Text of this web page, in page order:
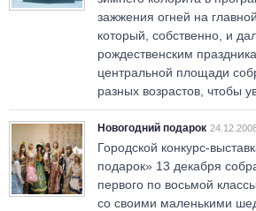
зажжения огней на
который, собственно, и
рождественским
центральной площади
разных возрастов, чтобы
Новогодний подарок
Городской конкурс-
подарок» 13 декабря
первого по восьмой
со своими маленькими